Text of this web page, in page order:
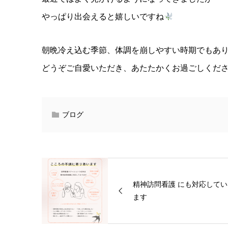
やっぱり出会えると嬉しいですね
朝晩冷え込む季節、体調を崩しやすい時期でもあり
どうぞご自愛いただき、あたたかくお過ごしくだ
ブログ
精神訪問看護 にも対応してい
ます